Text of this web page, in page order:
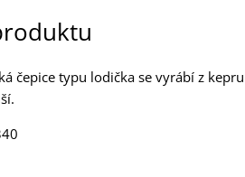
čepice typu lodička se vyrábí z